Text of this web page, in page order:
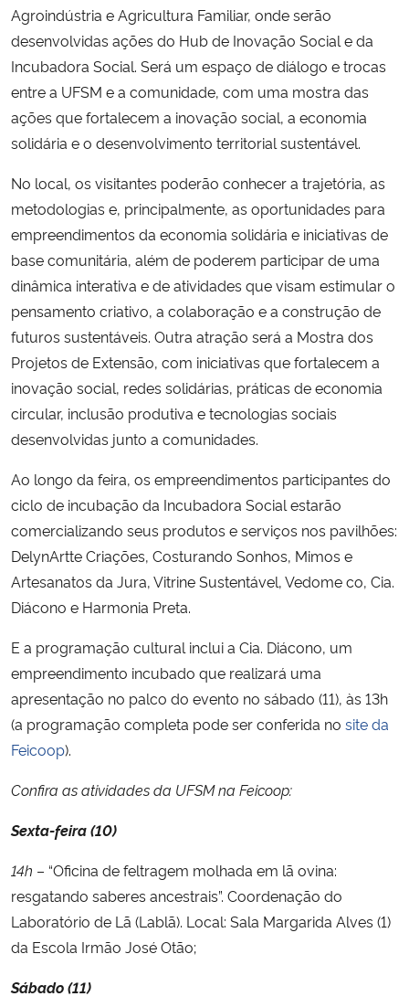
Secretaria de Governo
Gabinete de Segurança Institucional
Banco Central do Brasil
Planalto
Agroindústria e Agricultura Familiar, onde serão
desenvolvidas ações do Hub de Inovação Social e da
Incubadora Social. Será um espaço de diálogo e trocas
entre a UFSM e a comunidade, com uma mostra das
ações que fortalecem a inovação social, a economia
solidária e o desenvolvimento territorial sustentável.
No local, os visitantes poderão conhecer a trajetória, as
metodologias e, principalmente, as oportunidades para
empreendimentos da economia solidária e iniciativas de
base comunitária, além de poderem participar de uma
dinâmica interativa e de atividades que visam estimular o
pensamento criativo, a colaboração e a construção de
futuros sustentáveis. Outra atração será a Mostra dos
Projetos de Extensão, com iniciativas que fortalecem a
inovação social, redes solidárias, práticas de economia
circular, inclusão produtiva e tecnologias sociais
desenvolvidas junto a comunidades.
Ao longo da feira, os empreendimentos participantes do
ciclo de incubação da Incubadora Social estarão
comercializando seus produtos e serviços nos pavilhões:
DelynArtte Criações, Costurando Sonhos, Mimos e
Artesanatos da Jura, Vitrine Sustentável, Vedome co, Cia.
Diácono e Harmonia Preta.
E a programação cultural inclui a Cia. Diácono, um
empreendimento incubado que realizará uma
apresentação no palco do evento no sábado (11), às 13h
(a programação completa pode ser conferida no site da
Feicoop).
Confira as atividades da UFSM na Feicoop:
Sexta-feira (10)
14h – “Oficina de feltragem molhada em lã ovina:
resgatando saberes ancestrais”. Coordenação do
Laboratório de Lã (Lablã). Local: Sala Margarida Alves (1)
da Escola Irmão José Otão;
Sábado (11)